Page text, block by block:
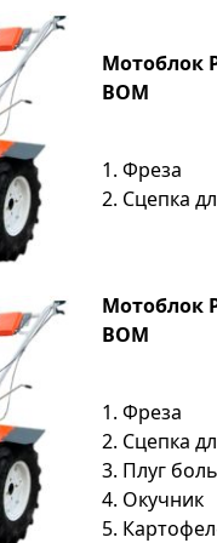
Мотоблок
ВОМ
1. Фреза
2. Сцепка
Мотоблок
ВОМ
1. Фреза
2. Сцепка
3. Плуг
4. Окучник
5.